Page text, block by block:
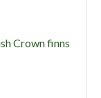
Crown finns